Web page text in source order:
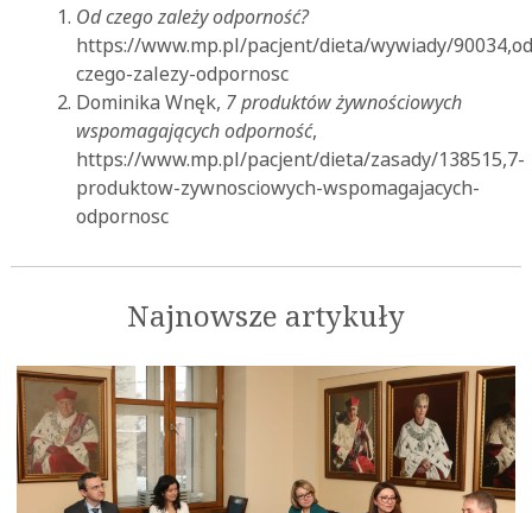
Od czego zależy odporność?
https://www.mp.pl/pacjent/dieta/wywiady/
czego-zalezy-odpornosc
Dominika Wnęk, 7 produktów żywnościowych
wspomagających odporność,
https://www.mp.pl/pacjent/dieta/zasady/138515,7-
produktow-zywnosciowych-wspomagajacych-
odpornosc
Najnowsze artykuły